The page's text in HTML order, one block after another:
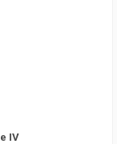
IV